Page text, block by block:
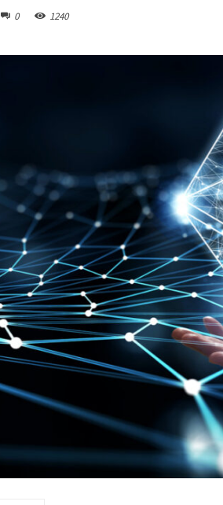
0 1240